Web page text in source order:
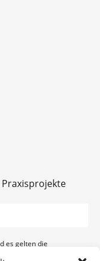
es gelten die